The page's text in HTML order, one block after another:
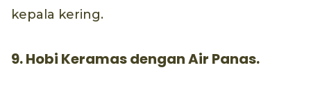
kepala kering.
9. Hobi Keramas dengan Air Panas.